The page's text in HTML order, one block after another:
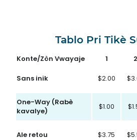
egal
0.
rive
Tablo Pri Tikè
Konte/Zòn Vwayaje 1 2
Sans inik $2.00
One-Way (Rabè
kavalye)
$1.00
Ale retou $3.75